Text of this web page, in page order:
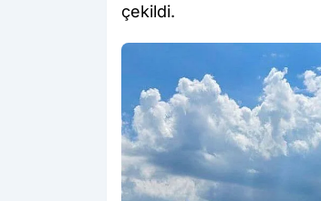
çekildi.